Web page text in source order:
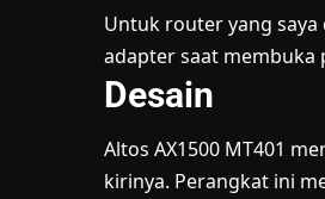
Untuk router yang
adapter saat membuka
Desain
Altos AX1500 MT401
kirinya. Perangkat ini